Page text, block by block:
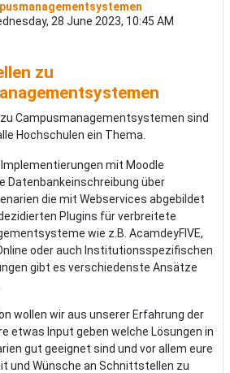
28 June 2023, 10:45 AM
zu
Campusmanagementsystemen sind
Hochschulen ein Thema.
mit Moodle
Datenbankeinschreibung über
die mit Webservices abgebildet
Plugins für verbreitete
wie z.B. AcamdeyFIVE,
oder auch Institutionsspezifischen
gibt es verschiedenste Ansätze
wollen wir aus unserer Erfahrung der
etwas Input geben welche Lösungen in
gut geeignet sind und vor allem eure
und Wünsche an Schnittstellen zu